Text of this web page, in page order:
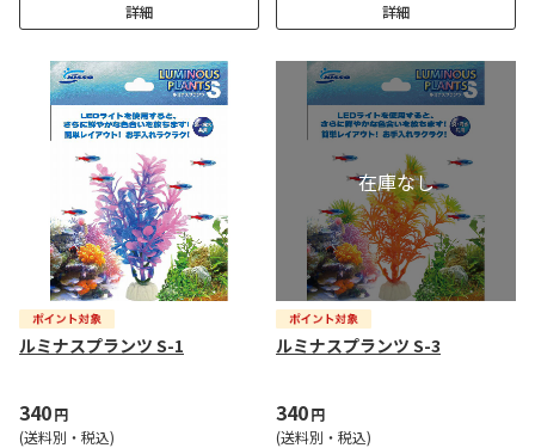
詳細 詳細
ルミナスプランツ S-1
340円
(送料別・税込)
ルミナスプランツ S-3
340円
(送料別・税込)